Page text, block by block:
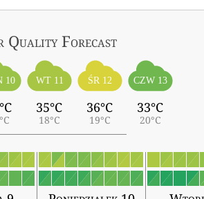
QualityForecast
10 WT 11
35°C
18°C
ŚR 12
36°C
19°C
CZW 13
33°C
20°C